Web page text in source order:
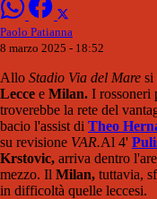
Paolo Patianna
8 marzo 2025 - 18:52
Allo Stadio Via del Mare si
Lecce e Milan. I rossoneri
troverebbe la rete del
bacio l'assist di Theo
su revisione VAR.Al 4'
Krstovic, arriva dentro
mezzo. Il Milan, tuttavia,
in difficoltà quelle leccesi.